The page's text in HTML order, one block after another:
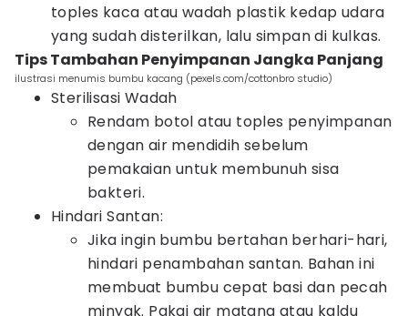
toples kaca atau wadah plastik kedap udara
yang sudah disterilkan, lalu simpan di kulkas.
Tips Tambahan Penyimpanan Jangka Panjang
ilustrasi menumis bumbu kacang (pexels.com/cottonbro studio)
Sterilisasi Wadah
Rendam botol atau toples penyimpanan
dengan air mendidih sebelum
pemakaian untuk membunuh sisa
bakteri.
Hindari Santan:
Jika ingin bumbu bertahan berhari-hari,
hindari penambahan santan. Bahan ini
membuat bumbu cepat basi dan pecah
minyak. Pakai air matang atau kaldu